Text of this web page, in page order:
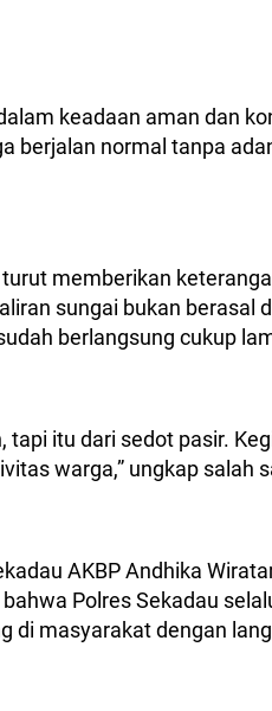
keadaan aman dan
berjalan normal tanpa
memberikan
sungai bukan berasal
berlangsung cukup
tapi itu dari sedot pasir.
warga,” ungkap salah
AKBP Andhika
Polres Sekadau
di masyarakat dengan